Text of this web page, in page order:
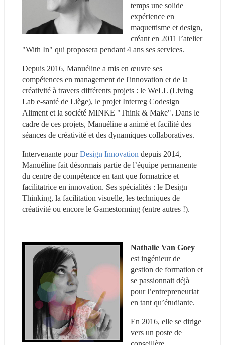
temps une solide
expérience en
maquettisme et design,
créant en 2011 l’atelier
"With In" qui proposera pendant 4 ans ses services.
Depuis 2016, Manuéline a mis en œuvre ses
compétences en management de l'innovation et de la
créativité à travers différents projets : le WeLL (Living
Lab e-santé de Liège), le projet Interreg Codesign
Aliment et la société MINKE "Think & Make". Dans le
cadre de ces projets, Manuéline a animé et facilité des
séances de créativité et des dynamiques collaboratives.
Intervenante pour Design Innovation depuis 2014,
Manuéline fait désormais partie de l’équipe permanente
du centre de compétence en tant que formatrice et
facilitatrice en innovation. Ses spécialités : le Design
Thinking, la facilitation visuelle, les techniques de
créativité ou encore le Gamestorming (entre autres !).
Nathalie Van Goey
est ingénieur de
gestion de formation et
se passionnait déjà
pour l’entrepreneuriat
en tant qu’étudiante.
En 2016, elle se dirige
vers un poste de